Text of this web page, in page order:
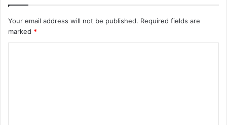
Your email address will not be published. Required fields are
marked *